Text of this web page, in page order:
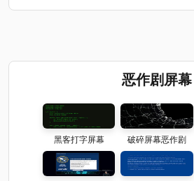
恶作剧屏幕
黑客打字屏幕 破碎屏幕恶作剧